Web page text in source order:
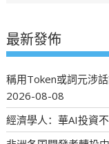
最新發佈
稱用Token或詞元涉
2026-08-08
經濟學人：華AI投資